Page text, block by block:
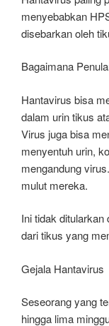
menyebabkan
disebarkan oleh
Bagaimana
Hantavirus bisa
dalam urin tikus
Virus juga bisa
menyentuh urin,
mengandung
mulut mereka.
Ini tidak
dari tikus yang
Gejala Hantavirus
Seseorang yang
hingga lima